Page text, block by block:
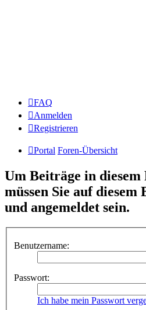
FAQ
Anmelden
Registrieren
Portal Foren-Übersicht
Um Beiträge in diesem
müssen Sie auf
und angemeldet sein.
Benutzername:
Passwort:
Ich habe mein Passwort